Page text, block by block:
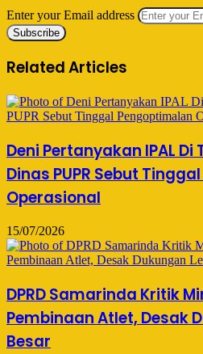
Enter your Email address
Related Articles
Deni Pertanyakan IPAL Di
Dinas PUPR Sebut
Operasional
15/07/2026
DPRD Samarinda Kritik
Pembinaan Atlet, Desak
Besar